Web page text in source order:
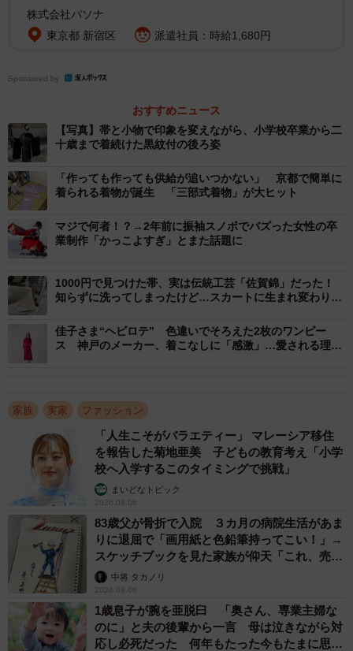
ーディネート次第で印象を自在に変えることができます。
ですが、友人からの誘いを受けたとのことで結果的に行く
なので、参加すると知ってホッとしました」と親としての
本音を明かします。
こうして成人式にあたる二十歳の式典にも、娘さんは黒紋
付で参加したそう。この日の帯や小物のコーディネート
は、基本的に小倉さんが考えたのだとか。
「色に関しては本人の意向も聞き入れましたが、目立つよ
うなコーディネートを私が考えました」
投稿された写真の撮影時については、「なかなか娘とこの
ようなやり取りをすることが少なくなり、お互いに照れく
株式会社パソナ
東京都 新宿区
派遣社員：時給1,680円
Sponsored by
おすすめニュース
【写真】帯と小物で印象を変えながら、小学校卒業から二
十歳まで着続けた黒紋付の後ろ姿
「作っても作っても供給が追いつかない」 京都で簡単に
着られる着物が誕生 「三部式着物」が大ヒット
マジで何者！？→2年前に振袖スノボでバズった女性の卒
業制作「かっこよすぎ」とまた話題に
1000円で見つけた帯、実は伝統工芸「佐賀錦」だった！
知らずに洗ってしまったけど…スカートに生まれ変わり
佳子さま“ヘビロテ” 色違いでそろえた2枚のワンピー
ス 神戸のメーカー、着こなしに「感激」…愛される理由
家族 実家 ファッション
「人生こそがバラエティー」 マレーシア移住
を報告した菊地亜美 子どもの教育考え「小学
校へ入学するこのタイミングで挑戦」
まいどなトピック
2026.08.06
83歳父が骨折で入院 ３カ月の病院生活があま
りに退屈で「画用紙と色鉛筆持ってこい！」→
スケッチブックを見た家族が仰天「これ、売れ
ますよ…」
中将 タカノリ
2026.08.06
1歳息子が腕を亜脱臼 「奥さん、専業主婦な
のに」と夫の後輩から一言 母は泣きながら対
応し必死だった 何年もたった今もたまに思い